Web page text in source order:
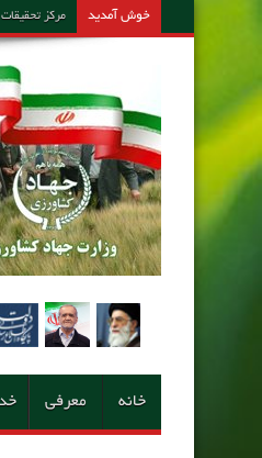
خوش آمدید مرکز تحقیقات و
خانه معرفی